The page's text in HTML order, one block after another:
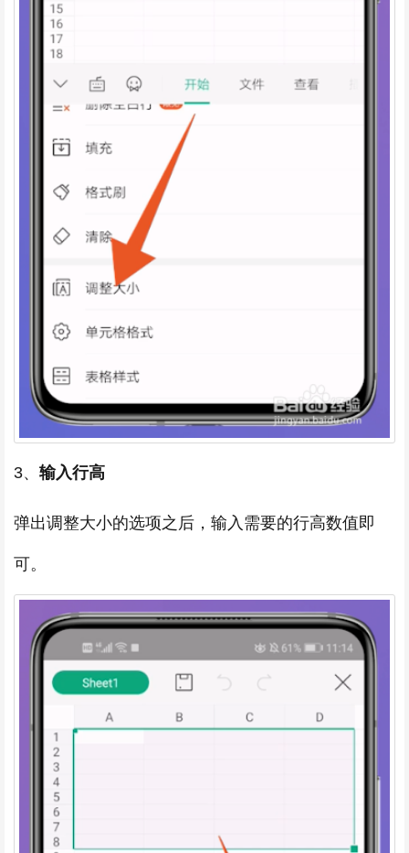
3、 输入行高
弹出调整大小的选项之后，输入需要的行高数值即
可。